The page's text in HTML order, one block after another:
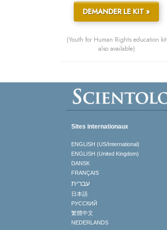
DEMANDER LE KIT »
(Youth for Human Rights education kit
also available)
Sites internationaux
ENGLISH (US/International)
ENGLISH (United Kingdom)
DANSK
FRANÇAIS
עברית
日本語
РУССКИЙ
繁體中文
NEDERLANDS